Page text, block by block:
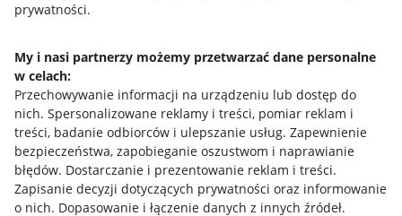
prywatności.
My i nasi partnerzy możemy przetwarzać dane personalne
w celach:
Przechowywanie informacji na urządzeniu lub dostęp do
nich. Spersonalizowane reklamy i treści, pomiar reklam i
treści, badanie odbiorców i ulepszanie usług. Zapewnienie
bezpieczeństwa, zapobieganie oszustwom i naprawianie
błędów. Dostarczanie i prezentowanie reklam i treści.
Zapisanie decyzji dotyczących prywatności oraz informowanie
o nich. Dopasowanie i łączenie danych z innych źródeł.
Jak to działa
Allegro Gadane dla sprzedających
Allegro Gadane dla kupujących
Mapa miejscowości
Informacje prawne